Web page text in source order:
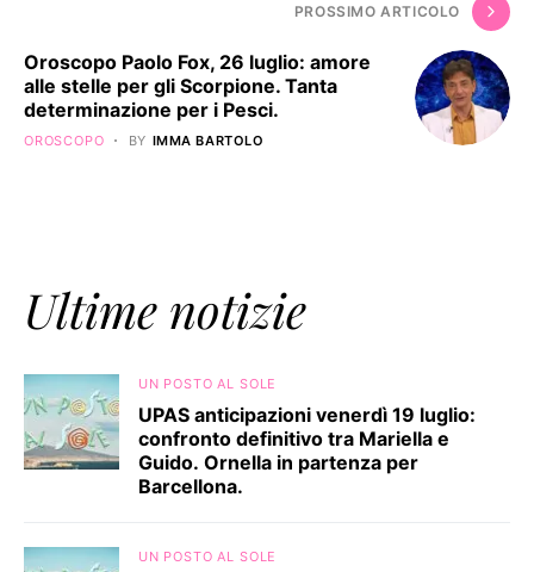
PROSSIMO ARTICOLO
Oroscopo Paolo Fox, 26 luglio: amore
alle stelle per gli Scorpione. Tanta
determinazione per i Pesci.
OROSCOPO BY IMMA BARTOLO
Ultime notizie
UN POSTO AL SOLE
UPAS anticipazioni venerdì 19 luglio:
confronto definitivo tra Mariella e
Guido. Ornella in partenza per
Barcellona.
UN POSTO AL SOLE